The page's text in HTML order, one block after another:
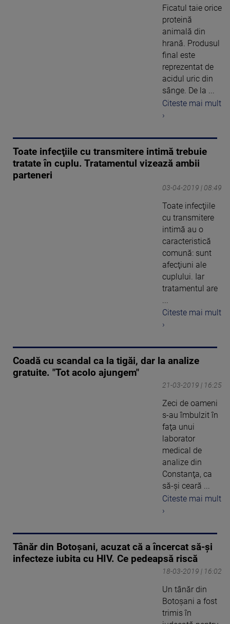
Ficatul taie orice
proteină
animală din
hrană. Produsul
final este
reprezentat de
acidul uric din
sânge. De la ...
Citeste mai mult
›
Toate infecţiile cu transmitere intimă trebuie
tratate în cuplu. Tratamentul vizează ambii
parteneri
03-04-2019 | 08:49
Toate infecţiile
cu transmitere
intimă au o
caracteristică
comună: sunt
afecţiuni ale
cuplului. Iar
tratamentul are
Citeste mai mult
›
Coadă cu scandal ca la tigăi, dar la analize
gratuite. "Tot acolo ajungem"
21-03-2019 | 16:25
Zeci de oameni
s-au îmbulzit în
faţa unui
laborator
medical de
analize din
Constanţa, ca
să-şi ceară ...
Citeste mai mult
›
Tânăr din Botoşani, acuzat că a încercat să-şi
infecteze iubita cu HIV. Ce pedeapsă riscă
18-03-2019 | 16:02
Un tânăr din
Botoşani a fost
trimis în